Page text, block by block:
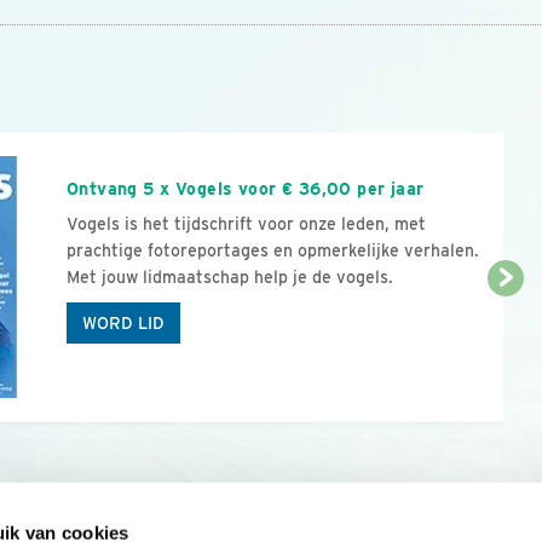
van cookies
Ontvang 5 x Vogels voor € 36,00 per jaar
Vogels is het tijdschrift voor onze leden, met
prachtige fotoreportages en opmerkelijke verhalen.
Met jouw lidmaatschap help je de vogels.
WORD LID